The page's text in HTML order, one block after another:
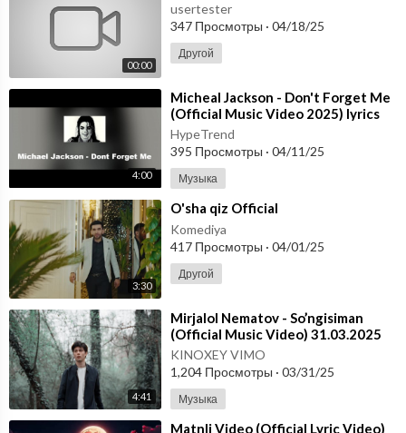
00:00
usertester
347 Просмотры · 04/18/25
Другой
4:00
⁣Micheal Jackson - Don't Forget Me
(Official Music Video 2025) lyrics
HypeTrend
395 Просмотры · 04/11/25
Музыка
3:30
⁣O'sha qiz Official
Komediya
417 Просмотры · 04/01/25
Другой
4:41
⁣Mirjalol Nematov - So’ngisiman
(Official Music Video) 31.03.2025
KINOXEY VIMO
1,204 Просмотры · 03/31/25
Музыка
⁣Matnli Video (Official Lyric Video)